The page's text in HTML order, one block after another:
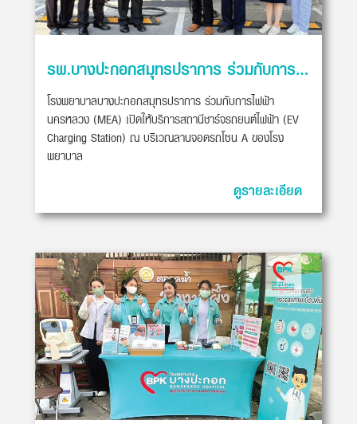
รพ.บางปะกอกสมุทรปราการ ร่วมกับการไฟฟ้านครหลวง (MEA) เปิดให้บริการ สถานีชาร์จรถยนต์ไฟฟ้า
โรงพยาบาลบางปะกอกสมุทรปราการ ร่วมกับการไฟฟ้า
นครหลวง (MEA) เปิดให้บริการสถานีชาร์จรถยนต์ไฟฟ้า (EV
Charging Station) ณ บริเวณลานจอดรถโซน A ของโรง
พยาบาล
ดูรายละเอียด